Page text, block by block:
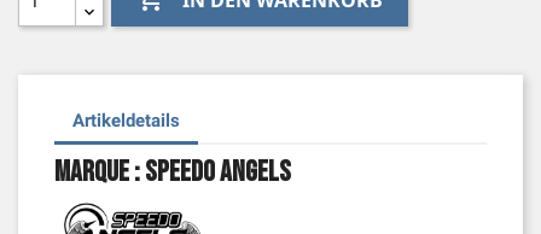
Artikeldetails
Marque : Speedo Angels